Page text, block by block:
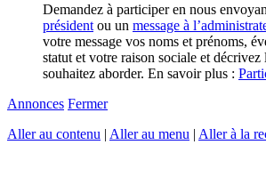
Demandez à participer en nous
président ou un message à
votre message vos noms et prénoms,
statut et votre raison sociale et décrivez
souhaitez aborder. En savoir plus :
Annonces Fermer
Aller au contenu | Aller au menu | Aller à la